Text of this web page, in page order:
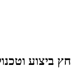
חץ ביצוע